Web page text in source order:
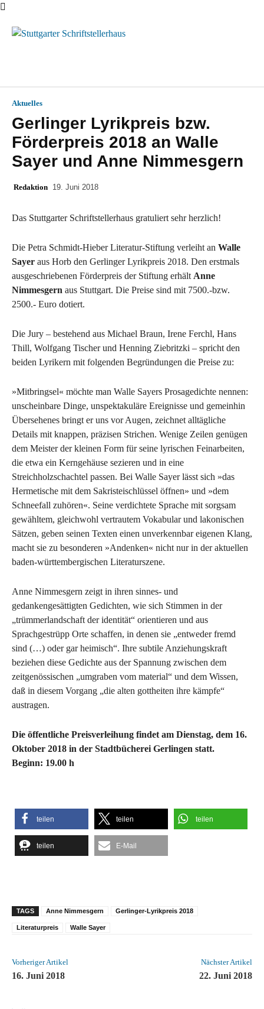
Aktuelles
Gerlinger Lyrikpreis bzw.
Förderpreis 2018 an Walle
Sayer und Anne Nimmesgern
Redaktion 19. Juni 2018
Das Stuttgarter Schriftstellerhaus gratuliert sehr herzlich!
Die Petra Schmidt-Hieber Literatur-Stiftung verleiht an Walle
Sayer aus Horb den Gerlinger Lyrikpreis 2018. Den erstmals
ausgeschriebenen Förderpreis der Stiftung erhält Anne
Nimmesgern aus Stuttgart. Die Preise sind mit 7500.-bzw.
2500.- Euro dotiert.
Die Jury – bestehend aus Michael Braun, Irene Ferchl, Hans
Thill, Wolfgang Tischer und Henning Ziebritzki – spricht den
beiden Lyrikern mit folgenden Begründungen die Preise zu:
»Mitbringsel« möchte man Walle Sayers Prosagedichte nennen:
unscheinbare Dinge, unspektakuläre Ereignisse und gemeinhin
Übersehenes bringt er uns vor Augen, zeichnet alltägliche
Details mit knappen, präzisen Strichen. Wenige Zeilen genügen
dem Meister der kleinen Form für seine lyrischen Feinarbeiten,
die etwa ein Kerngehäuse sezieren und in eine
Streichholzschachtel passen. Bei Walle Sayer lässt sich »das
Hermetische mit dem Sakristeischlüssel öffnen» und »dem
Schneefall zuhören«. Seine verdichtete Sprache mit sorgsam
gewähltem, gleichwohl vertrautem Vokabular und lakonischen
Sätzen, geben seinen Texten einen unverkennbar eigenen Klang,
macht sie zu besonderen »Andenken« nicht nur in der aktuellen
baden-württembergischen Literaturszene.
Anne Nimmesgern zeigt in ihren sinnes- und
gedankengesättigten Gedichten, wie sich Stimmen in der
„trümmerlandschaft der identität“ orientieren und aus
Sprachgestrüpp Orte schaffen, in denen sie „entweder fremd
sind (…) oder gar heimisch“. Ihre subtile Anziehungskraft
beziehen diese Gedichte aus der Spannung zwischen dem
zeitgenössischen „umgraben vom material“ und dem Wissen,
daß in diesem Vorgang „die alten gottheiten ihre kämpfe“
austragen.
Die öffentliche Preisverleihung findet am Dienstag, dem 16.
Oktober 2018 in der Stadtbücherei Gerlingen statt.
Beginn: 19.00 h
teilen teilen teilen
teilen E-Mail
TAGS Anne Nimmesgern Gerlinger-Lyrikpreis 2018
Literaturpreis Walle Sayer
Vorheriger Artikel
16. Juni 2018
Nächster Artikel
22. Juni 2018